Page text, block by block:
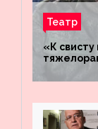
Театр
«К
четыре
поле